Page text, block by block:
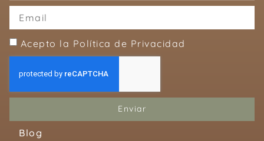
Acepto la Política de Privacidad
Enviar
Blog